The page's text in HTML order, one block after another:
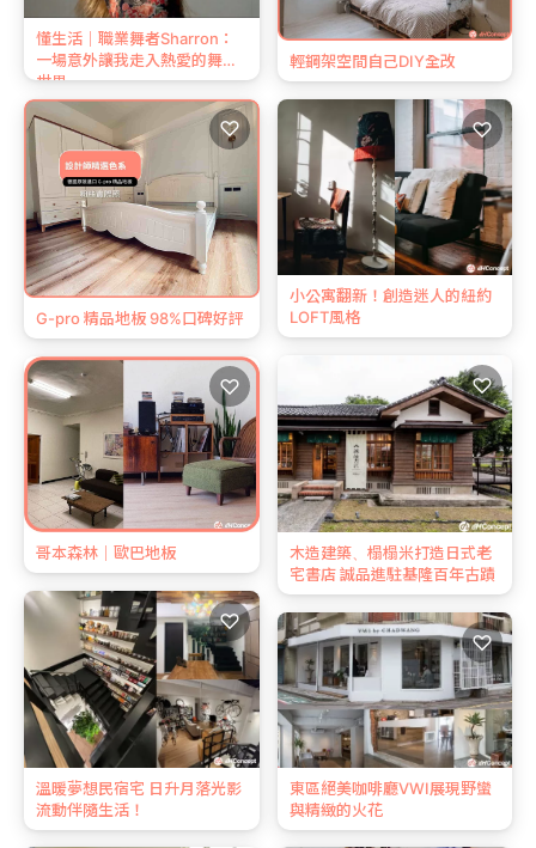
懂生活｜職業舞者Sharron：
一場意外讓我走入熱愛的舞蹈
世界
G-pro 精品地板 98%口碑好評
♡
輕鋼架空間自己DIY全改
哥本森林｜歐巴地板
♡
小公寓翻新！創造迷人的紐約
LOFT風格
♡
溫暖夢想民宿宅 日升月落光影
流動伴隨生活！
♡
木造建築、榻榻米打造日式老
宅書店 誠品進駐基隆百年古蹟
♡
東區絕美咖啡廳VWI展現野蠻
與精緻的火花
♡